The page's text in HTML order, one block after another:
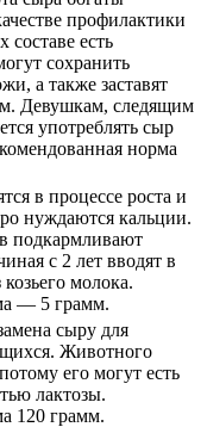
профилактики
составе есть
сохранить
а также заставят
Девушкам, следящим
употреблять сыр
норма
в процессе роста и
нуждаются кальции.
подкармливают
с 2 лет вводят в
молока.
— 5 грамм.
сыру для
Животного
его могут есть
лактозы.
120 грамм.